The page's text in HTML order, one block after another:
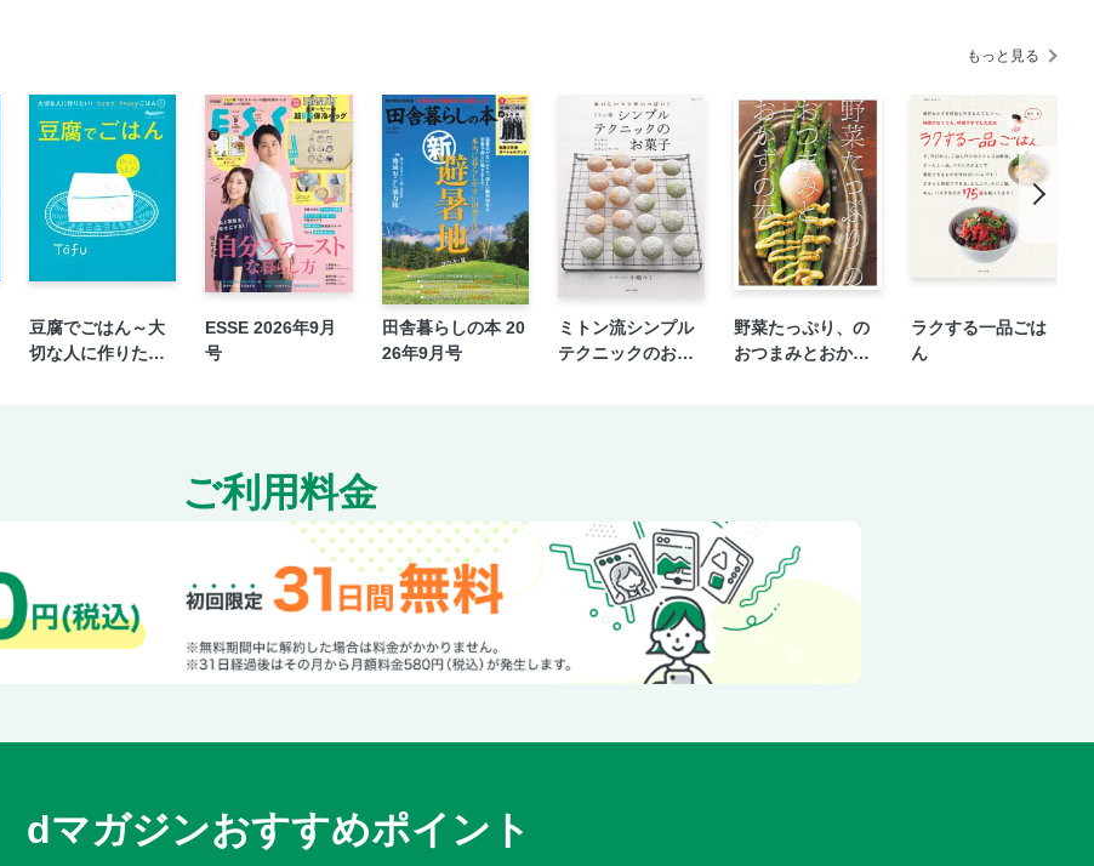
調理器具の掃除
冷蔵庫の徹底掃除
食器まわりの掃除
リビング・ダイニングのお掃除術／床の掃除
天井・壁の掃除
家具の掃除
和室のお掃除術／畳の掃除
洗面所の掃除
洗濯機の掃除
外まわりのお掃除術／玄関まわりの掃除
窓まわりの掃除
ベランダの掃除
３章 収納の知恵袋
クローゼットの収納テクニック
タンスの収納法
もっと見る
豆腐でごはん～大
切な人に作りた
ESSE 2026年9月
号
田舎暮らしの本 20
26年9月号
ミトン流シンプル
テクニックのお菓
野菜たっぷり、の
おつまみとおかず
ラクする一品ごは
ん
ご利用料金
dマガジンおすすめポイント